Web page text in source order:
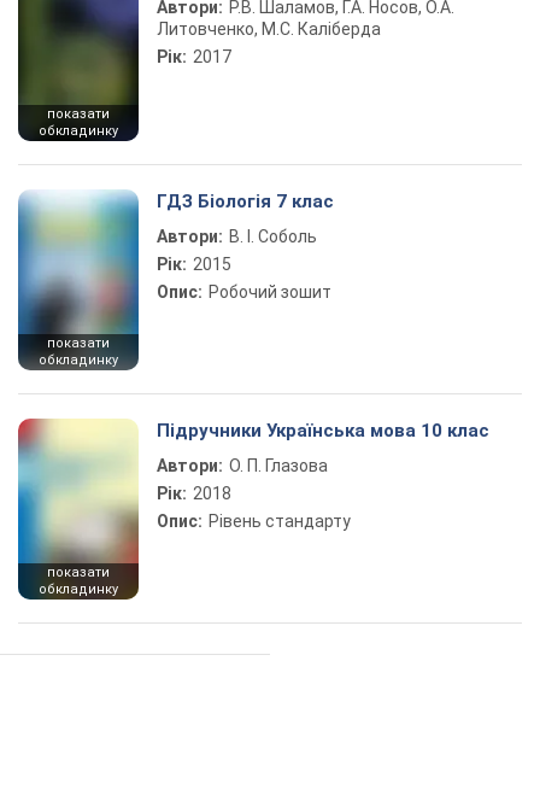
показати
обкладинку
Автори: Р.В. Шаламов, Г.А. Носов, О.А.
Литовченко, М.С. Каліберда
Рік: 2017
показати
обкладинку
ГДЗ Біологія 7 клас
Автори: В. І. Соболь
Рік: 2015
Опис: Робочий зошит
показати
обкладинку
Підручники Українська мова 10 клас
Автори: О. П. Глазова
Рік: 2018
Опис: Рівень стандарту